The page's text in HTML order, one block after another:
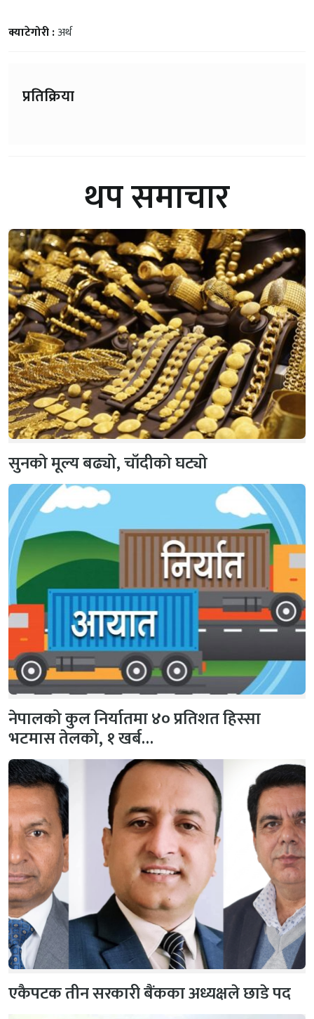
क्याटेगोरी :अर्थ
प्रतिक्रिया
थप समाचार
सुनको मूल्य बढ्यो, चाँदीको घट्यो
नेपालको कुल निर्यातमा ४० प्रतिशत हिस्सा
भटमास तेलको, १ खर्ब…
एकैपटक तीन सरकारी बैंकका अध्यक्षले छाडे पद